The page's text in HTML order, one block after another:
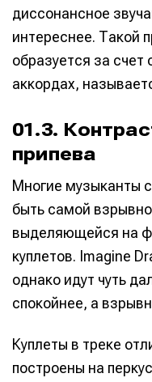
диссонансное
интереснее. Такой
образуется за
аккордах,
01.3.
припева
Многие музыканты
быть самой
выделяющейся на
куплетов. Imagine
однако идут чуть
спокойнее, а
Куплеты в треке
построены на